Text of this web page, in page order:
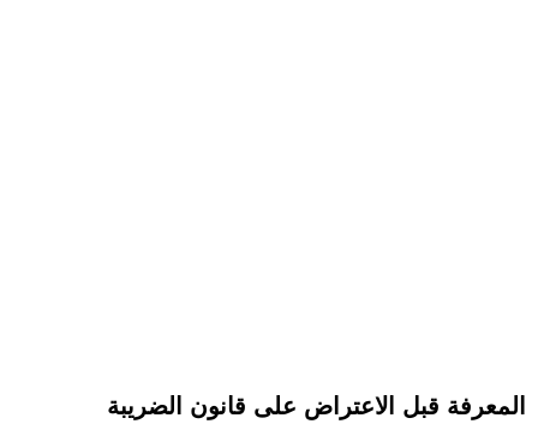
المعرفة قبل الاعتراض على قانون الضريبة